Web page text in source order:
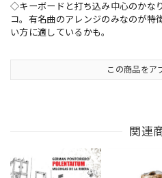
◇キーボードと打ち込み中心のかな
コ。有名曲のアレンジのみなのが特
い方に適しているかも。
この商品をア
関連